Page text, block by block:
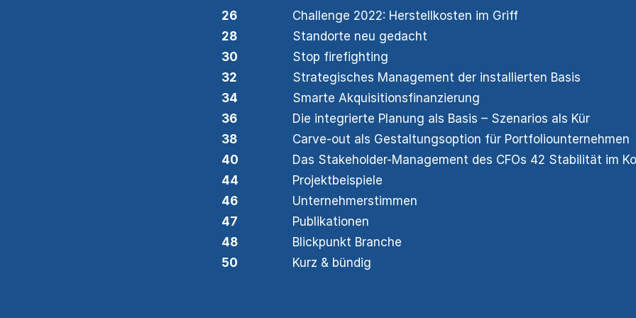
26
Challenge 2022: Herstellkosten im Griff
28
Standorte neu gedacht
30
Stop firefighting
32
Strategisches Management der installierten Basis
34
Smarte Akquisitionsfinanzierung
36
Die integrierte Planung als Basis – Szenarios als Kür
38
Carve-out als Gestaltungsoption für Portfoliounternehmen
40
Das Stakeholder-Management des CFOs 42 Stabilität im
44
Projektbeispiele
46
Unternehmerstimmen
47
Publikationen
48
Blickpunkt Branche
50
Kurz & bündig